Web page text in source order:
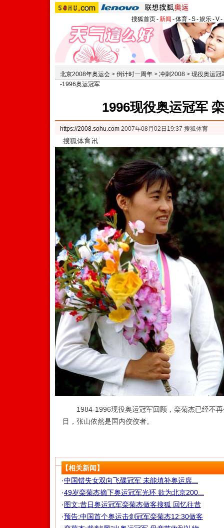
搜狐首页-新闻 -体育-S-娱乐-V-
北京2008年奥运会 > 倒计时一周年 > 冲刺2008 > 现役奥运冠
-1996奥运冠军
1996现役奥运冠军
https://2008.sohu.com 2007年08月02日19:37 搜狐体育
搜狐体育讯
1984-1996现役奥运冠军回顾，栾菊杰已经不再
目，张山依然是国内佼佼者。
【相关新闻】
·中国错失女双向飞碟冠军 未能填补奥运席...
·49岁栾菊杰摘下奥运冠军光环 欲为北京200...
·图文:昔日奥运冠军栾菊杰做客搜狐 回忆往昔
·预告:中国首个奥运击剑冠军栾菊杰12:30做客